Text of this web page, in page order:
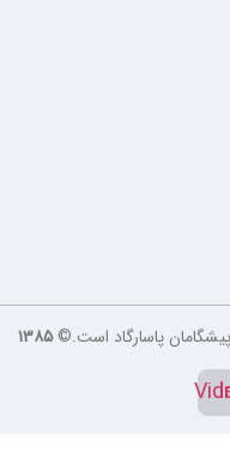
پاسارگاد است.©۱۳۸۵